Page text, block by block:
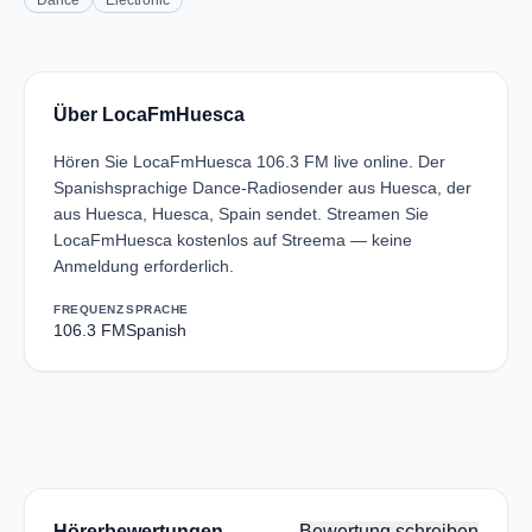
Über LocaFmHuesca
Hören Sie LocaFmHuesca 106.3 FM live online. Der
Spanishsprachige Dance-Radiosender aus Huesca, der
aus Huesca, Huesca, Spain sendet. Streamen Sie
LocaFmHuesca kostenlos auf Streema — keine
Anmeldung erforderlich.
FREQUENZ
106.3 FM
SPRACHE
Spanish